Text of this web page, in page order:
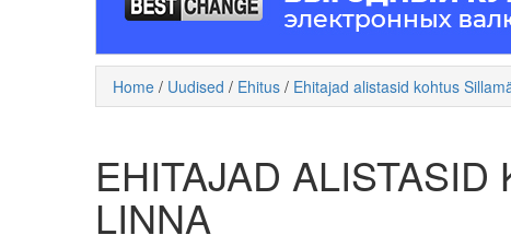
Home / Uudised / Ehitus / Ehitajad alistasid kohtus
EHITAJAD
LINNA